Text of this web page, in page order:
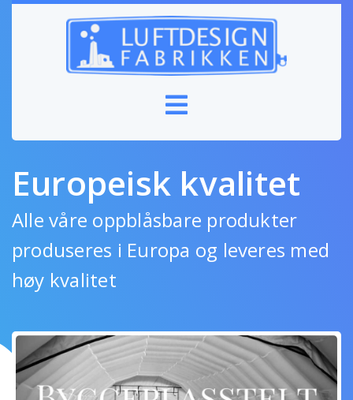
Europeisk kvalitet
Alle våre oppblåsbare produkter
produseres i Europa og leveres med
høy kvalitet